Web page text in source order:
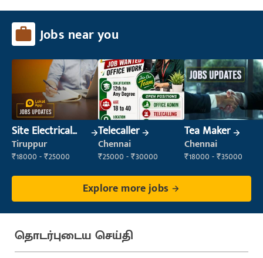
Jobs near you
Site Electrical
Engineer
Tiruppur
₹18000 - ₹25000
Telecaller
Chennai
₹25000 - ₹30000
Tea Maker
Chennai
₹18000 - ₹35000
Explore more jobs
தொடர்புடைய செய்தி